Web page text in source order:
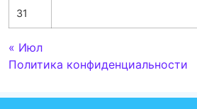
31
« Июл
Политика конфиденциальности